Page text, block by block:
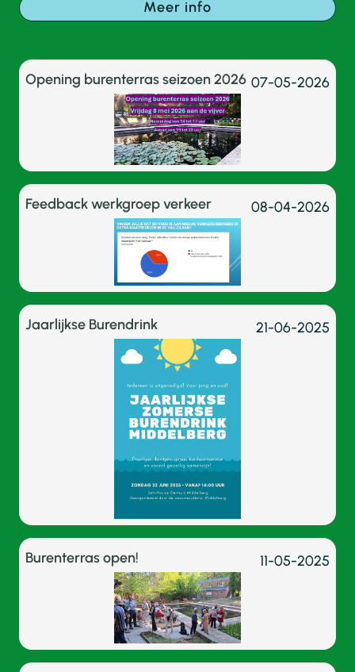
Meer info
Opening burenterras seizoen 2026 07-05-2026
Feedback werkgroep verkeer 08-04-2026
Jaarlijkse Burendrink 21-06-2025
Burenterras open! 11-05-2025